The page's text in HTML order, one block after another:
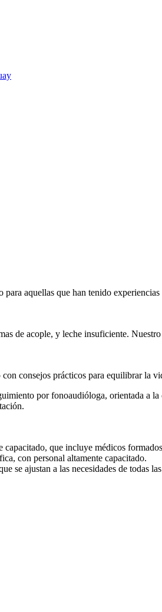
aquellas que han tenido
de acople, y leche insuficiente.
consejos prácticos para equilibrar la
por fonoaudióloga, orientada a
que incluye médicos
con personal altamente capacitado.
se ajustan a las necesidades de todas